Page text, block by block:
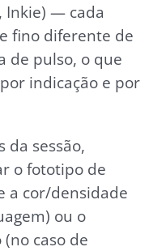
Inkie) — cada
fino diferente de
de pulso, o que
indicação e por
da sessão,
o fototipo de
a cor/densidade
ou o
caso de